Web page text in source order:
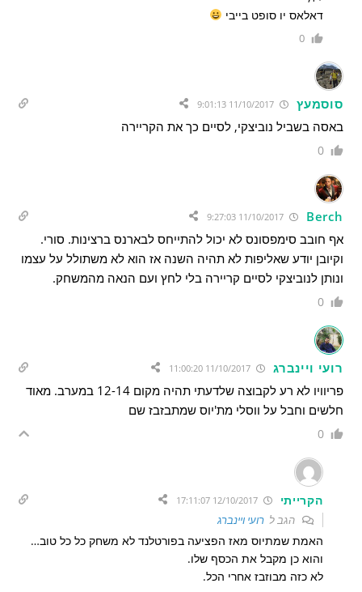
דאלאס יו סופט בייבי
0
סוסמעץ
באסה בשביל נוביצקי, לסיים כך את הקריירה
0
Berch
אף חובב סימפסונס לא יכול להתייחס לבארנס ברצינות. סורי.
וקיובן יודע שאליפות לא תהיה השנה אז הוא לא משתולל על עצמו
ונותן לנוביצקי לסיים קריירה בלי לחץ ועם הנאה מהמשחק.
0
רועי ויינברג
פריוויו לא רע לקבוצה שלדעתי תהיה מקום 12-14 במערב. מאוד
חלשים וחבל על ווסלי מת'יוס שמתבזבז שם
0
הקרייתי 12/10/2017 17:11:07
הגב לרועי ויינברג
האמת שמתיוס מאז הפציעה בפורטלנד לא משחק כל כל טוב…
והוא כן מקבל את הכסף שלו.
לא כזה מבוזבז אחרי הכל.